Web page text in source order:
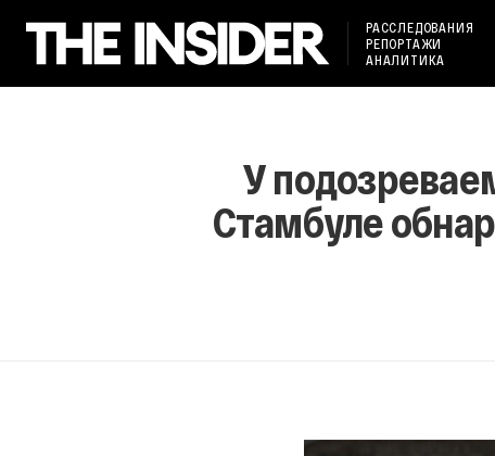
РАССЛЕДОВАНИЯ
РЕПОРТАЖИ
АНАЛИТИКА
У
Стамбуле